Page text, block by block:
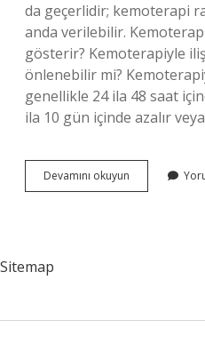
da geçerlidir; kemoterapi
anda verilebilir.
gösterir? Kemoterapiyle
önlenebilir mi?
genellikle 24 ila 48 saat
ila 10 gün içinde azalır
Devamını okuyun Kemoterapinin
Başarılı
Sitemap